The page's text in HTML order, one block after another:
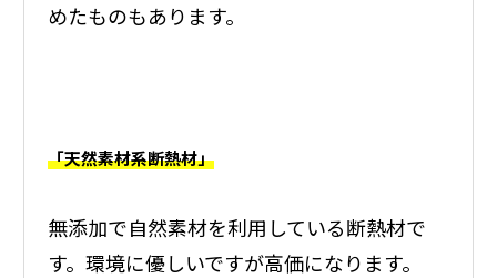
めたものもあります。
「天然素材系断熱材」
無添加で自然素材を利用している断熱材で
す。環境に優しいですが高価になります。